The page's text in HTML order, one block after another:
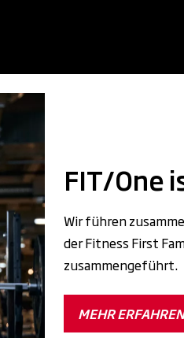
FIT/One
Wir führen
der Fitness First
zusammengeführt.
MEHR ERFAHREN